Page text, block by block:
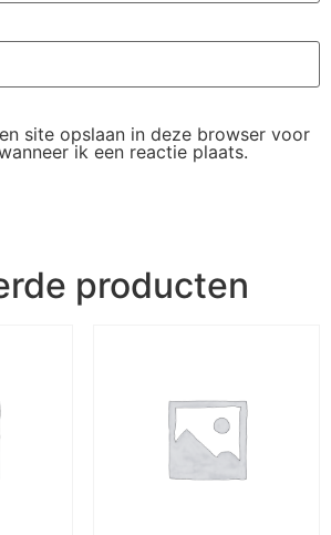
site opslaan in deze browser voor
ik een reactie plaats.
producten